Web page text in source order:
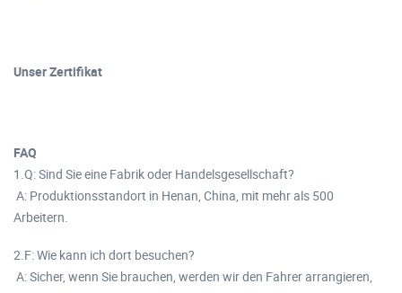
Unser Zertifikat
FAQ
1.Q: Sind Sie eine Fabrik oder Handelsgesellschaft?
A: Produktionsstandort in Henan, China, mit mehr als 500
Arbeitern.
2.F: Wie kann ich dort besuchen?
A: Sicher, wenn Sie brauchen, werden wir den Fahrer arrangieren,